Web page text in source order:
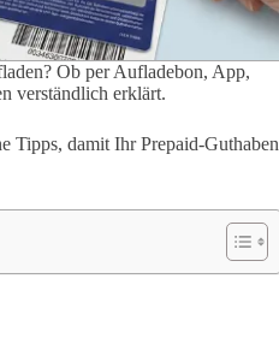
Ob per Aufladebon, App,
verständlich erklärt.
Tipps, damit Ihr Prepaid-Guthaben